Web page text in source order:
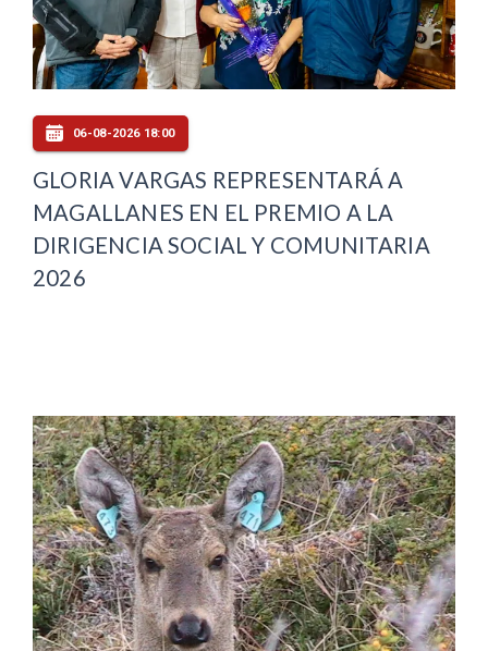
06-08-2026 18:00
GLORIA VARGAS REPRESENTARÁ A
MAGALLANES EN EL PREMIO A LA
DIRIGENCIA SOCIAL Y COMUNITARIA
2026